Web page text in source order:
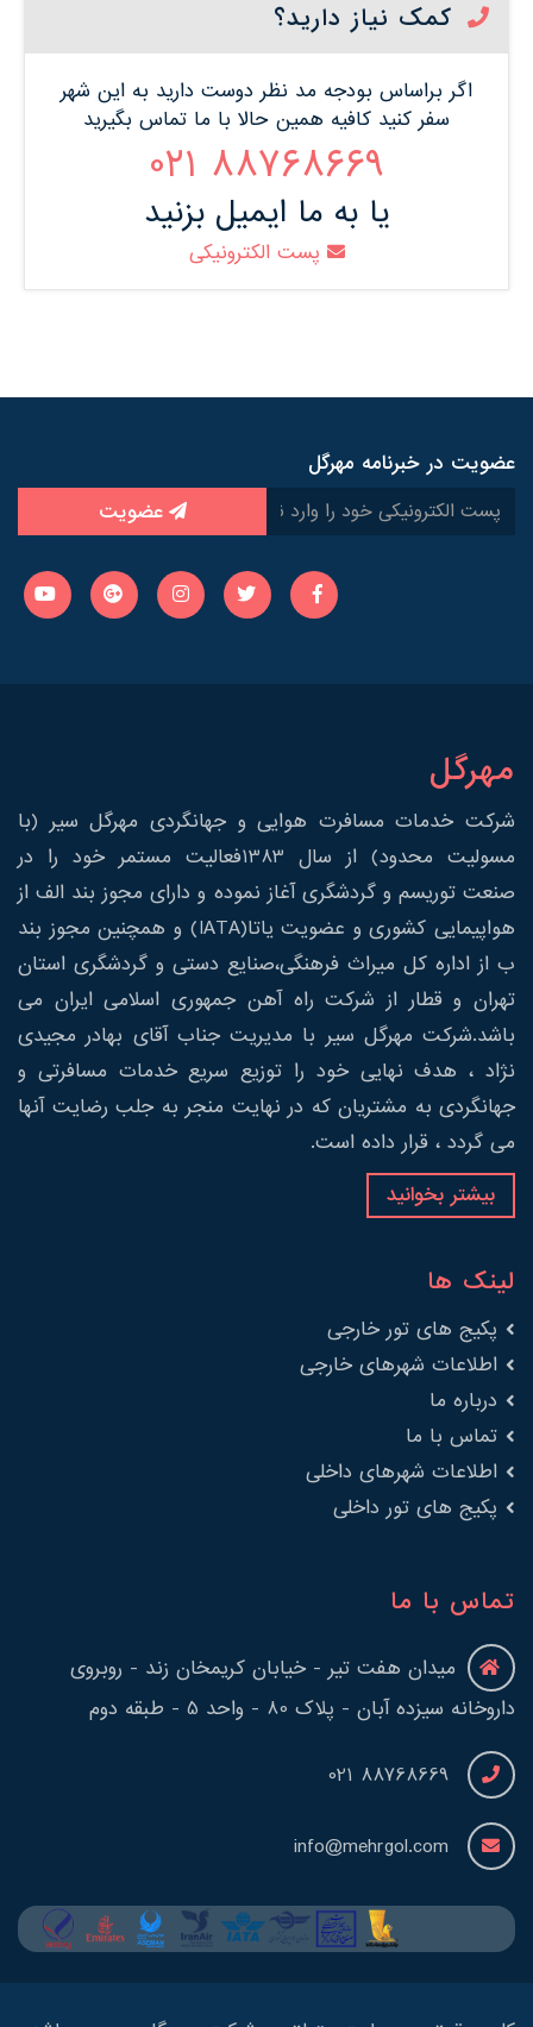
کمک نیاز دارید؟
اگر براساس بودجه مد نظر دوست دارید به این شهر
سفر کنید کافیه همین حالا با ما تماس بگیرید
88768669 021
یا به ما ایمیل بزنید
پست الکترونیکی
عضویت در خبرنامه مهرگل
عضویت
مهرگل
شرکت خدمات مسافرت هوایی و جهانگردی مهرگل سیر (با
مسولیت محدود) از سال 1383فعالیت مستمر خود را در
صنعت توریسم و گردشگری آغاز نموده و دارای مجوز بند الف از
هواپیمایی کشوری و عضویت یاتا(IATA) و همچنین مجوز بند
ب از اداره کل میراث فرهنگی،صنایع دستی و گردشگری استان
تهران و قطار از شرکت راه آهن جمهوری اسلامی ایران می
باشد.شرکت مهرگل سیر با مدیریت جناب آقای بهادر مجیدی
نژاد ، هدف نهایی خود را توزیع سریع خدمات مسافرتی و
جهانگردی به مشتریان که در نهایت منجر به جلب رضایت آنها
می گردد ، قرار داده است.
بیشتر بخوانید
لینک ها
پکیج های تور خارجی
اطلاعات شهرهای خارجی
درباره ما
تماس با ما
اطلاعات شهرهای داخلی
پکیج های تور داخلی
تماس با ما
میدان هفت تیر - خیابان کریمخان زند - روبروی
داروخانه سیزده آبان - پلاک 80 - واحد 5 - طبقه دوم
88768669 021
info@mehrgol.com